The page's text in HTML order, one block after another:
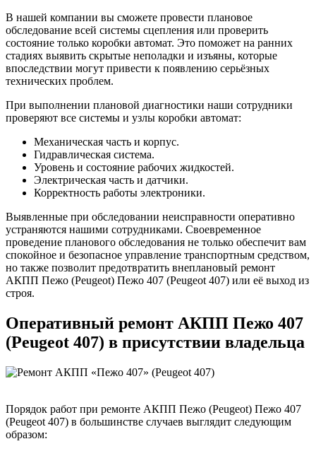
В нашей компании вы сможете провести плановое
обследование всей системы сцепления или проверить
состояние только коробки автомат. Это поможет на ранних
стадиях выявить скрытые неполадки и изъяны, которые
впоследствии могут привести к появлению серьёзных
технических проблем.
При выполнении плановой диагностики наши сотрудники
проверяют все системы и узлы коробки автомат:
Механическая часть и корпус.
Гидравлическая система.
Уровень и состояние рабочих жидкостей.
Электрическая часть и датчики.
Корректность работы электроники.
Выявленные при обследовании неисправности оперативно
устраняются нашими сотрудниками. Своевременное
проведение планового обследования не только обеспечит вам
спокойное и безопасное управление транспортным средством,
но также позволит предотвратить внеплановый ремонт
АКПП Пежо (Peugeot) Пежо 407 (Peugeot 407) или её выход из
строя.
Оперативный ремонт АКПП Пежо 407
(Peugeot 407) в присутствии владельца
Порядок работ при ремонте АКПП Пежо (Peugeot) Пежо 407
(Peugeot 407) в большинстве случаев выглядит следующим
образом: